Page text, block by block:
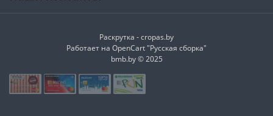
Раскрутка -cropas.by
Работает на OpenCart "Русская сборка"
bmb.by © 2025